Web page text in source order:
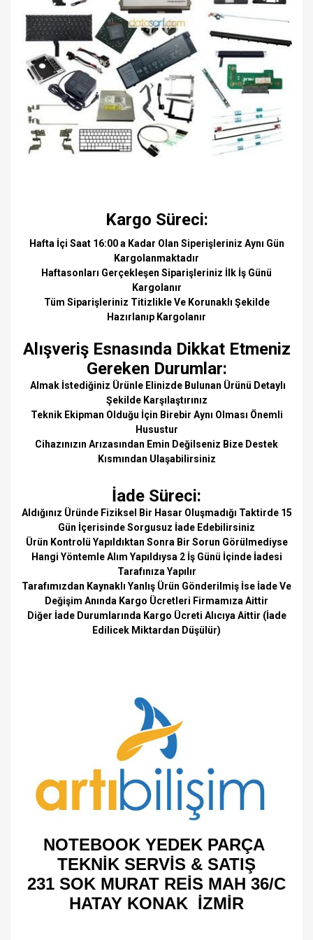
Kargo Süreci:
Hafta İçi Saat 16:00 a Kadar Olan Siperişleriniz Aynı Gün
Kargolanmaktadır
Haftasonları Gerçekleşen Siparişleriniz İlk İş Günü
Kargolanır
Tüm Siparişleriniz Titizlikle Ve Korunaklı Şekilde
Hazırlanıp Kargolanır
Alışveriş Esnasında Dikkat Etmeniz
Gereken Durumlar:
Almak İstediğiniz Ürünle Elinizde Bulunan Ürünü Detaylı
Şekilde Karşılaştırınız
Teknik Ekipman Olduğu İçin Birebir Aynı Olması Önemli
Husustur
Cihazınızın Arızasından Emin Değilseniz Bize Destek
Kısmından Ulaşabilirsiniz
İade Süreci:
Aldığınız Üründe Fiziksel Bir Hasar Oluşmadığı Taktirde 15
Gün İçerisinde Sorgusuz İade Edebilirsiniz
Ürün Kontrolü Yapıldıktan Sonra Bir Sorun Görülmediyse
Hangi Yöntemle Alım Yapıldıysa 2 İş Günü İçinde İadesi
Tarafınıza Yapılır
Tarafımızdan Kaynaklı Yanlış Ürün Gönderilmiş İse İade Ve
Değişim Anında Kargo Ücretleri Firmamıza Aittir
Diğer İade Durumlarında Kargo Ücreti Alıcıya Aittir (İade
Edilicek Miktardan Düşülür)
NOTEBOOK YEDEK PARÇA
TEKNİK SERVİS & SATIŞ
231 SOK MURAT REİS MAH 36/C
HATAY KONAK İZMİR